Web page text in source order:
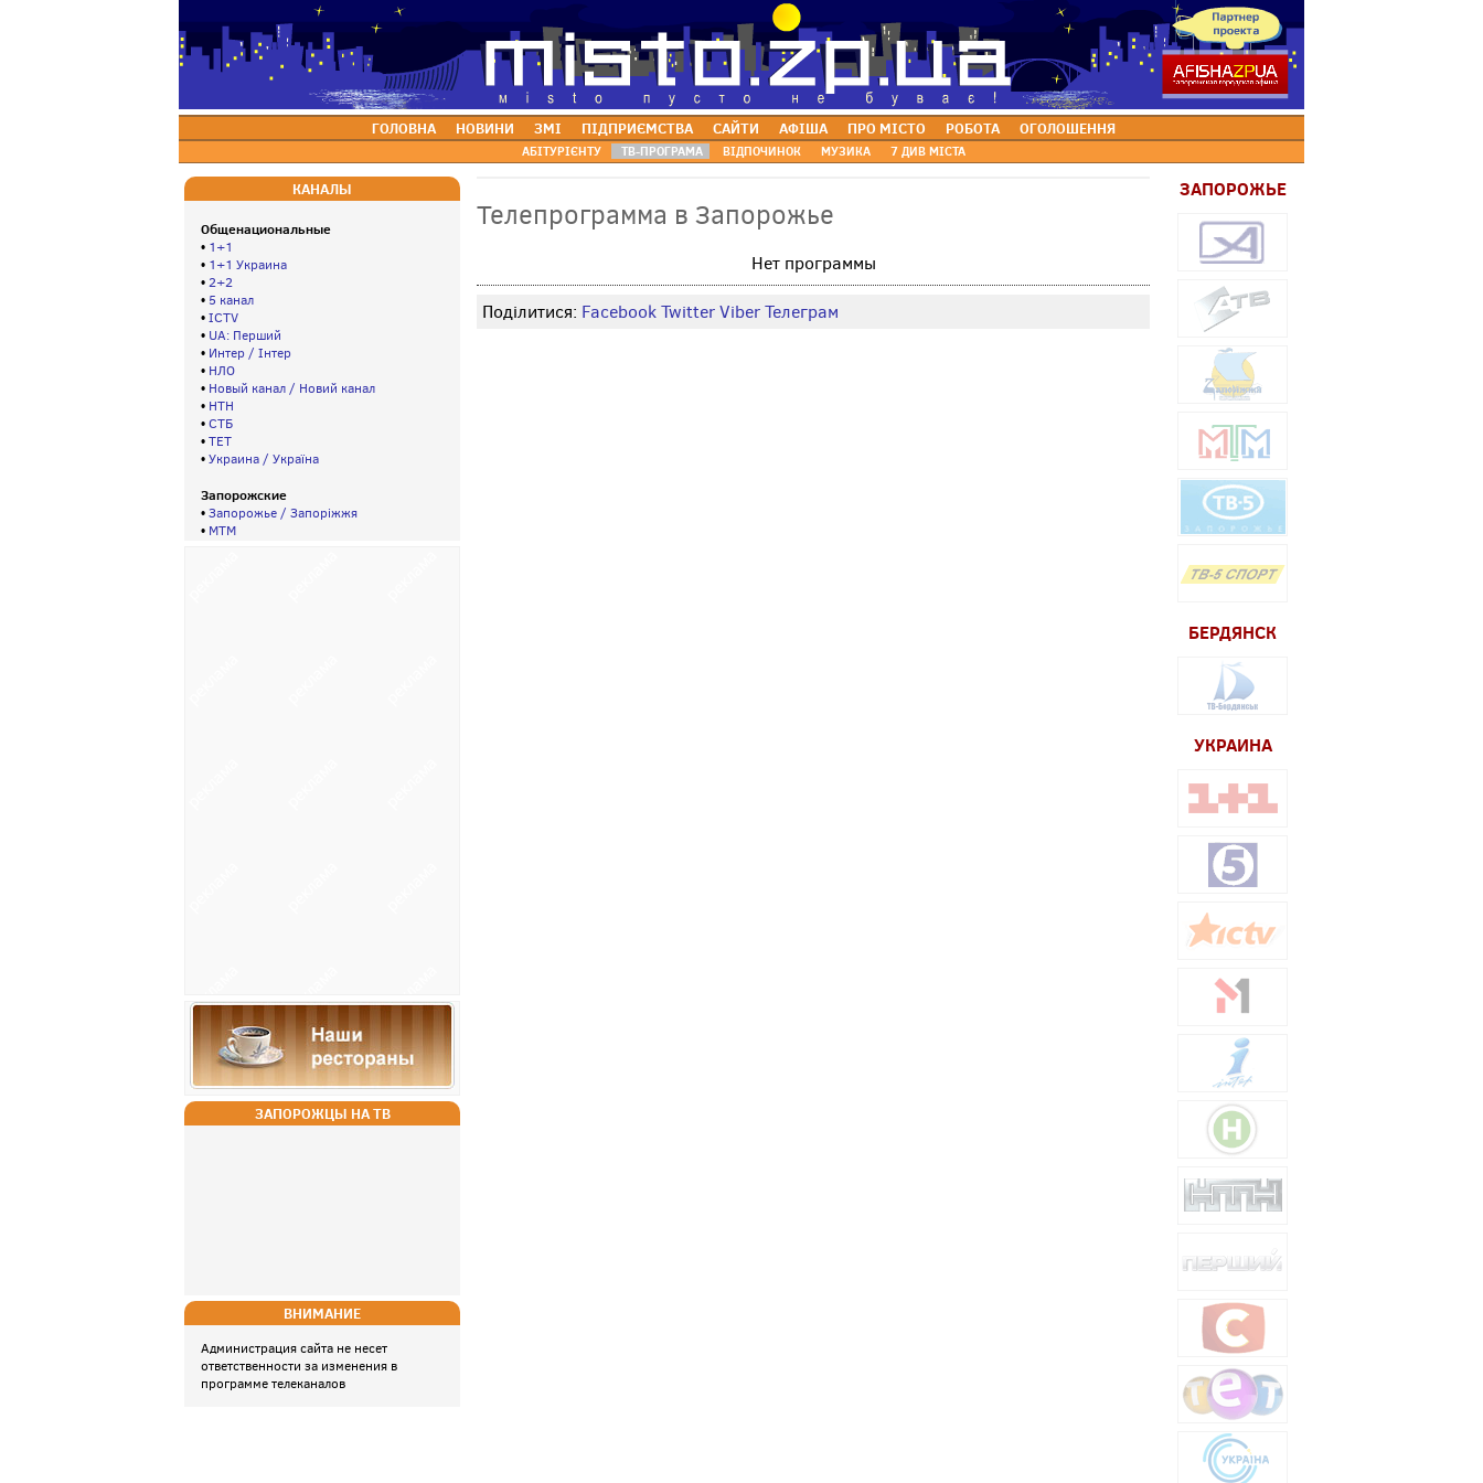
ГОЛОВНА НОВИНИ ЗМІ ПІДПРИЄМСТВА САЙТИ АФІША ПРО МІСТО РОБОТА ОГОЛОШЕННЯ
АБІТУРІЄНТУ ТВ-ПРОГРАМА ВІДПОЧИНОК МУЗИКА 7 ДИВ МІСТА
КАНАЛЫ
Общенациональные
• 1+1
• 1+1 Украина
•2+2
• 5 канал
•ICTV
• UA: Перший
• Интер / Інтер
• НЛО
• Новый канал / Новий канал
• НТН
•СТБ
•ТЕТ
•Украина / Україна
Запорожские
•Запорожье / Запорiжжя
• МТМ
ЗАПОРОЖЦЫ НА ТВ
ВНИМАНИЕ
Администрация сайта не несет
ответственности за изменения в
программе телеканалов
Телепрограмма в Запорожье
Нет программы
Поділитися: FacebookTwitterViberТелеграм
ЗАПОРОЖЬЕ
БЕРДЯНСК
УКРАИНА